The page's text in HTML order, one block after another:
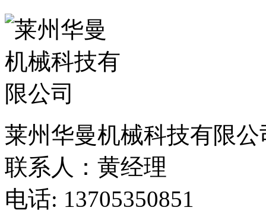
莱州华曼机械科技有限
联系人：黄经理
电话: 13705350851